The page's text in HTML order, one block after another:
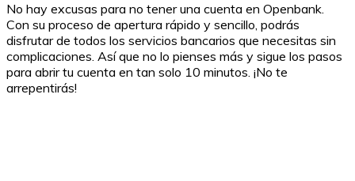
No hay excusas para no tener una cuenta en Openbank.
Con su proceso de apertura rápido y sencillo, podrás
disfrutar de todos los servicios bancarios que necesitas sin
complicaciones. Así que no lo pienses más y sigue los pasos
para abrir tu cuenta en tan solo 10 minutos. ¡No te
arrepentirás!